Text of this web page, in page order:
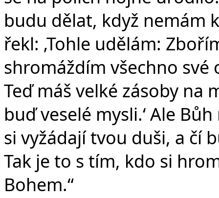
budu dělat, když nemám
řekl: ‚Tohle udělám:
shromáždím všechno
Teď máš velké zásoby na
buď veselé mysli.‘ Ale
si vyžádají tvou duši, a čí
Tak je to s tím, kdo si
Bohem.“